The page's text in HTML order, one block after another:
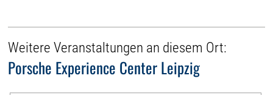
Weitere Veranstaltungen an diesem Ort:
Porsche Experience Center Leipzig